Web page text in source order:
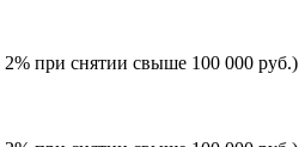
при снятии свыше 100 000 руб.)